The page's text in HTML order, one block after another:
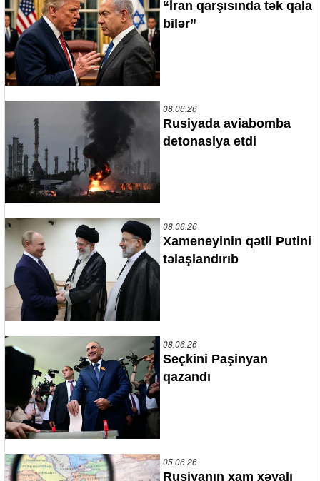
“İran qarşısında tək qala
bilər”
08.06.26
Rusiyada aviabomba
detonasiya etdi
08.06.26
Xameneyinin qətli Putini
təlaşlandırıb
08.06.26
Seçkini Paşinyan
qazandı
05.06.26
Rusiyanın xam xəyalı